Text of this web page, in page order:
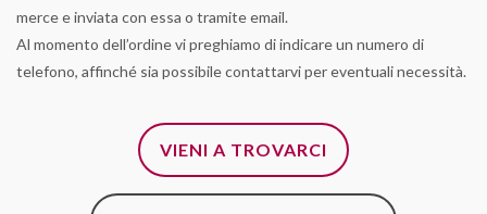
merce e inviata con essa o tramite email.
Al momento dell’ordine vi preghiamo di indicare un numero di
telefono, affinché sia possibile contattarvi per eventuali necessità.
VIENI A TROVARCI